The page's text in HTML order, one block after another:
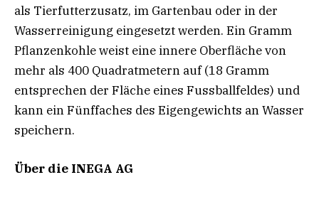
als Tierfutterzusatz, im Gartenbau oder in der
Wasserreinigung eingesetzt werden. Ein Gramm
Pflanzenkohle weist eine innere Oberfläche von
mehr als 400 Quadratmetern auf (18 Gramm
entsprechen der Fläche eines Fussballfeldes) und
kann ein Fünffaches des Eigengewichts an Wasser
speichern.
Über die INEGA AG